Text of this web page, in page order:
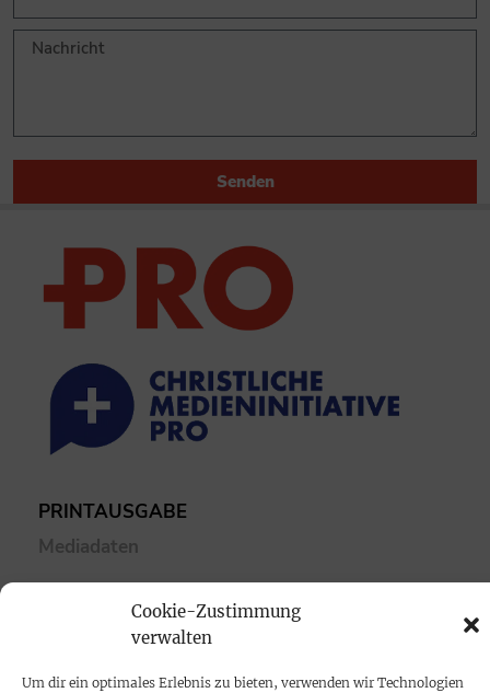
Cookie-Zustimmung
verwalten
Um dir ein optimales Erlebnis zu bieten, verwenden wir Technologien
Senden
PRINTAUSGABE
Mediadaten
PROKOMPAKT
Impressum